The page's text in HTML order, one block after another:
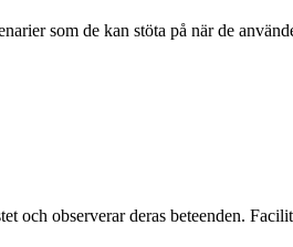
som de kan stöta på när de
och observerar deras beteenden.